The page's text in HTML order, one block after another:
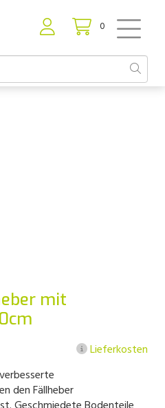
0
mit
Lieferkosten
den Fällheber